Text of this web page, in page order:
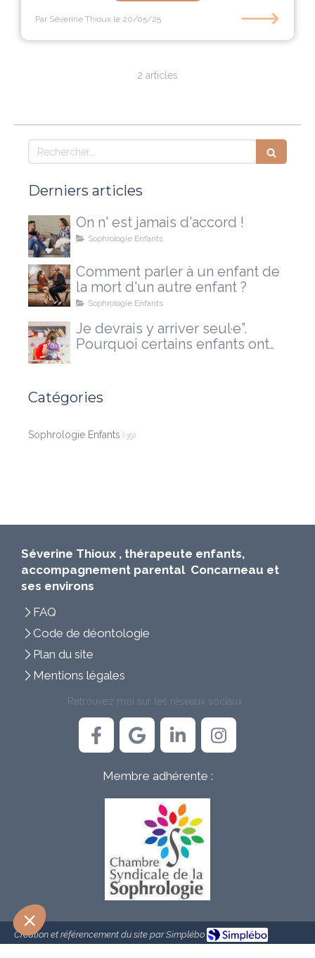
Par Séverine Thioux le 20/05/25 ⟶
2 articles
Rechercher
Derniers articles
On n' est jamais d'accord !
Sophrologie Enfants
Comment parler à un enfant de
la mort d'un autre enfant ?
Sophrologie Enfants
Je devrais y arriver seul·e”.
Pourquoi certains enfants ont
Catégories
Sophrologie Enfants (39)
Séverine Thioux , thérapeute enfants,
accompagnement parental Concarneau et
ses environs
FAQ
Code de déontologie
Plan du site
Mentions légales
Retrouvez moi sur les réseaux sociaux :
Membre adhérente :
Création et référencement du site par Simplébo